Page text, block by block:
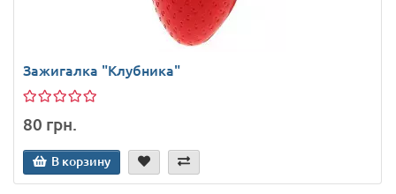
Зажигалка "Клубника"
80 грн.
В корзину